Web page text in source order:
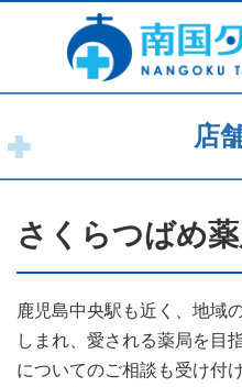
店
さくらつばめ
鹿児島中央駅も近く、地域
しまれ、愛される薬局を目
についてのご相談も受け付